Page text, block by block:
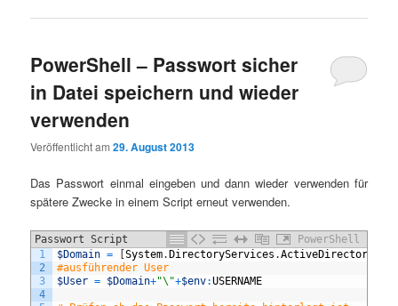
PowerShell – Passwort sicher
in Datei speichern und wieder
verwenden
Veröffentlicht am29. August 2013
Das Passwort einmal eingeben und dann wieder verwenden für
spätere Zwecke in einem Script erneut verwenden.
Passwort Script
PowerShell
1
2
3
4
$Domain = [System.DirectoryServices .ActiveDirectory
#ausführender User
$User = $Domain+"\"+$env:USERNAME